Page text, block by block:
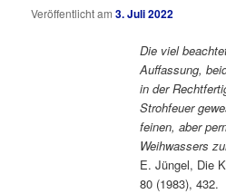
Veröffentlicht am3. Juli 2022
Die viel
Auffassung,
in der
Strohfeuer
feinen, aber
Weihwassers
E. Jüngel, Die
80 (1983), 432.